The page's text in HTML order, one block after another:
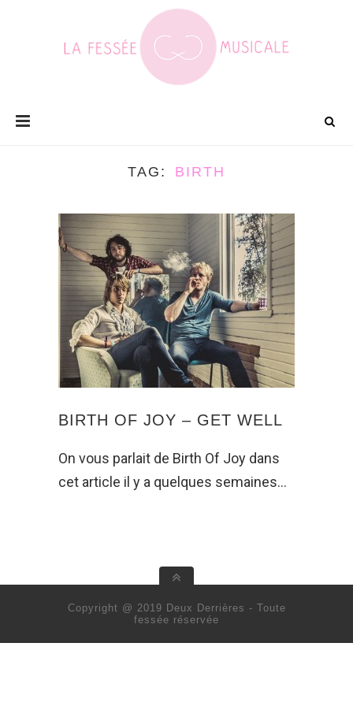
TAG BIRTH
BIRTH OF JOY – GET WELL
On vous parlait de Birth Of Joy dans
cet article il y a quelques semaines…
Copyright @ 2019 Deux Derrières - Toute
fessée réservée